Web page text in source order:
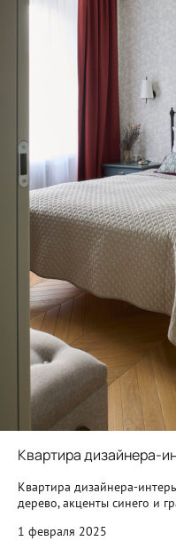
Квартира дизайнера-
Квартира дизайнера-
дерево, акценты синего и
1 февраля 2025